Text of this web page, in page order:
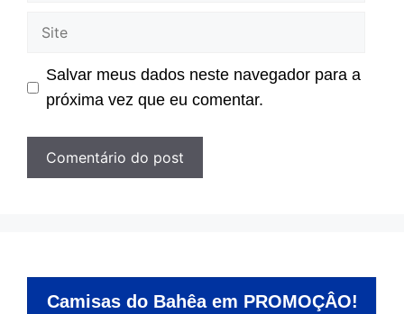
Site
Salvar meus dados neste navegador para a
próxima vez que eu comentar.
Camisas do Bahêa em PROMOÇÂO!